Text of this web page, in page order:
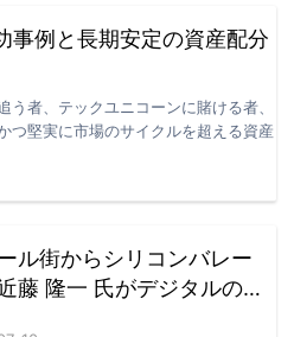
事例と長期安定の資産配分
者、テックユニコーンに賭ける者、
つ堅実に市場のサイクルを超える資産
ル街からシリコンバレー
藤 隆一 氏がデジタルの未